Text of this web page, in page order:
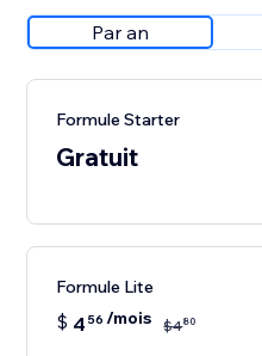
Par an
Formule Starter
Gratuit
Formule Lite
$ 4 56 /mois $480